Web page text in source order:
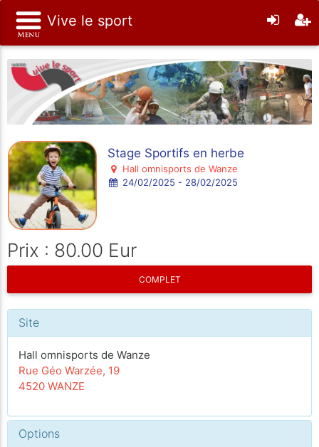
Vive le sport
Stage Sportifs en herbe
Hall omnisports de Wanze
24/02/2025 - 28/02/2025
Prix : 80.00 Eur
COMPLET
Site
Hall omnisports de Wanze
Rue Géo Warzée, 19
4520 WANZE
Options